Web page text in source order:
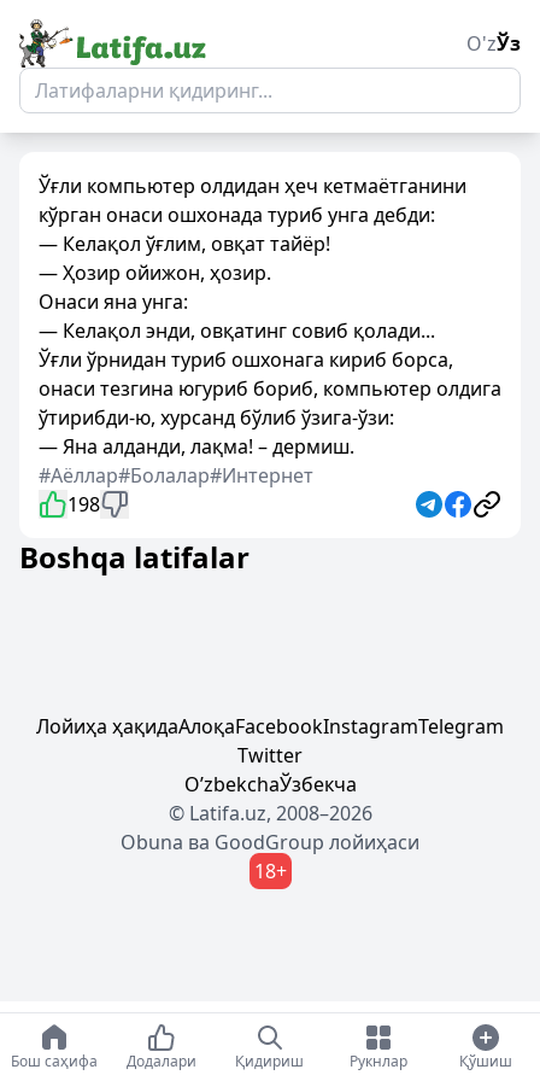
O'zЎз
Ўғли компьютер олдидан ҳеч кетмаётганини
кўрган онаси ошхонада туриб унга дебди:
— Келақол ўғлим, овқат тайёр!
— Ҳозир ойижон, ҳозир.
Онаси яна унга:
— Келақол энди, овқатинг совиб қолади...
Ўғли ўрнидан туриб ошхонага кириб борса,
онаси тезгина югуриб бориб, компьютер олдига
ўтирибди-ю, хурсанд бўлиб ўзига-ўзи:
— Яна алданди, лақма! – дермиш.
#Аёллар#Болалар#Интернет
198
Boshqa latifalar
Лойиҳа ҳақидаАлоқаFacebookInstagramTelegram
Twitter
OʼzbekchaЎзбекча
© Latifa.uz, 2008–2026
Obuna ва GoodGroup лойиҳаси
18+
Бош саҳифа Додалари Қидириш Рукнлар Қўшиш